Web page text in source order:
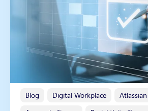
Blog Digital Workplace Atlassian